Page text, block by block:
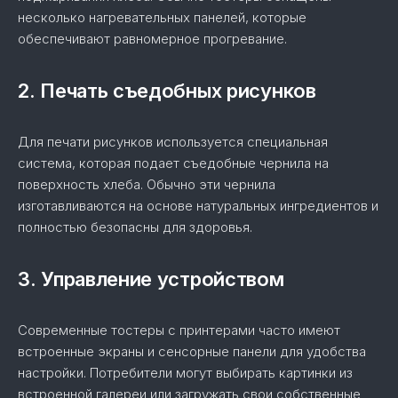
несколько нагревательных панелей, которые
обеспечивают равномерное прогревание.
2. Печать съедобных рисунков
Для печати рисунков используется специальная
система, которая подает съедобные чернила на
поверхность хлеба. Обычно эти чернила
изготавливаются на основе натуральных ингредиентов и
полностью безопасны для здоровья.
3. Управление устройством
Современные тостеры с принтерами часто имеют
встроенные экраны и сенсорные панели для удобства
настройки. Потребители могут выбирать картинки из
встроенной галереи или загружать свои собственные